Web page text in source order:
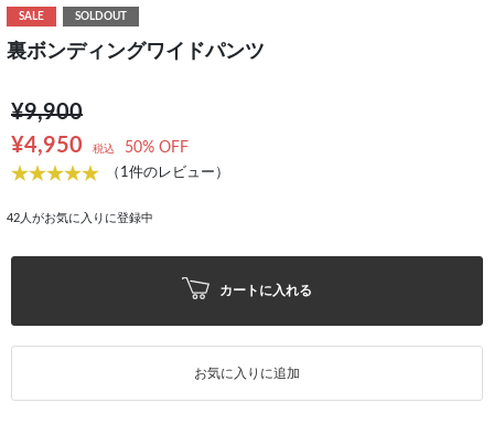
SALE SOLDOUT
裏ボンディングワイドパンツ
¥9,900
¥4,950
税込 50% OFF
（1件のレビュー）
42 人がお気に入りに登録中
カートに入れる
お気に入りに追加